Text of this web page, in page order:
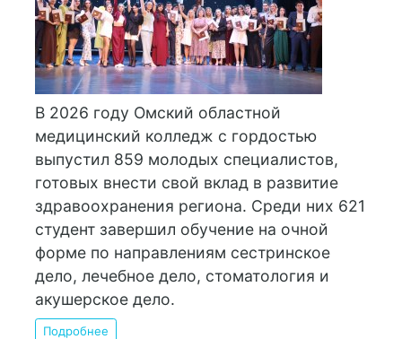
В 2026 году Омский областной
медицинский колледж с гордостью
выпустил 859 молодых специалистов,
готовых внести свой вклад в развитие
здравоохранения региона. Cреди них 621
студент завершил обучение на очной
форме по направлениям сестринское
дело, лечебное дело, стоматология и
акушерское дело.
Подробнее